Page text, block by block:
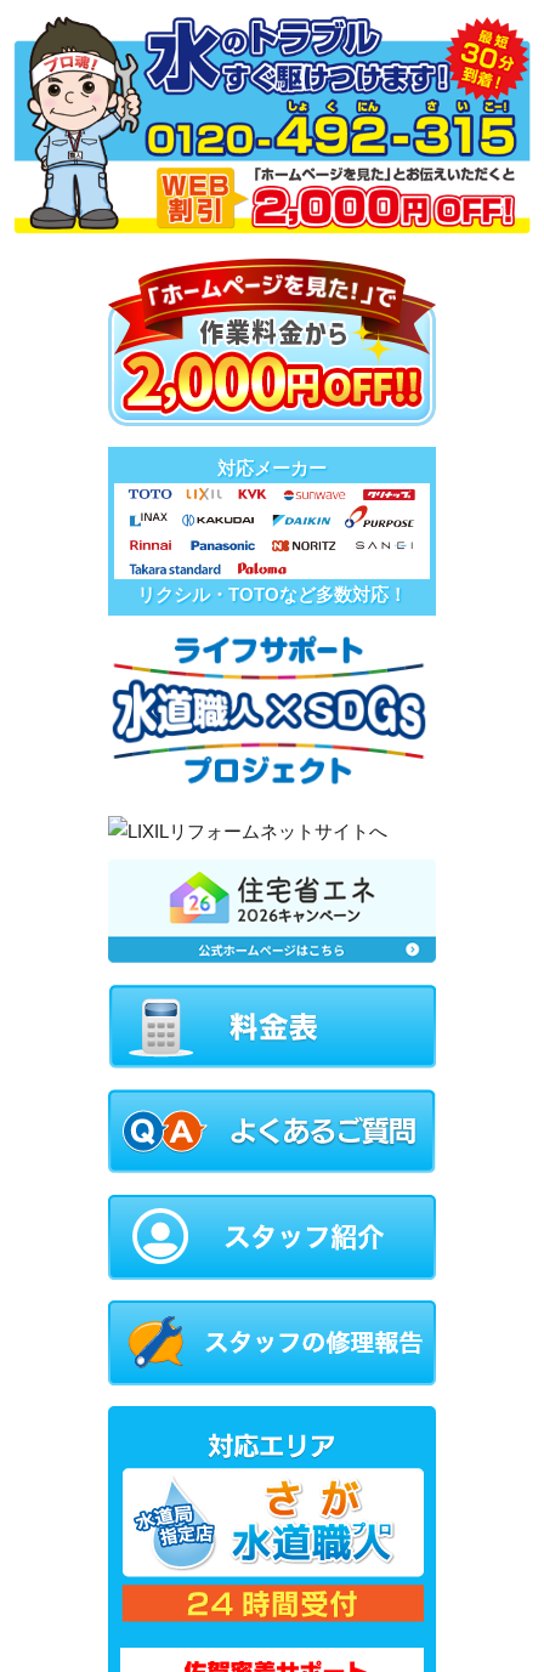
対応メーカー
リクシル・TOTOなど多数対応！